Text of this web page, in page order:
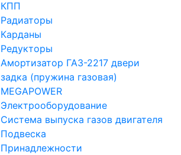
КПП
Радиаторы
Карданы
Редукторы
Амортизатор ГАЗ-2217 двери
задка (пружина газовая)
MEGAPOWER
Электрооборудование
Система выпуска газов двигателя
Подвеска
Принадлежности